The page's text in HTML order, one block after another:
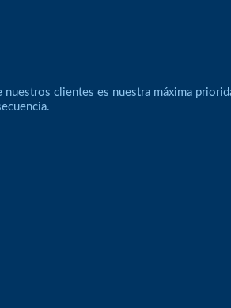
clientes es nuestra máxima